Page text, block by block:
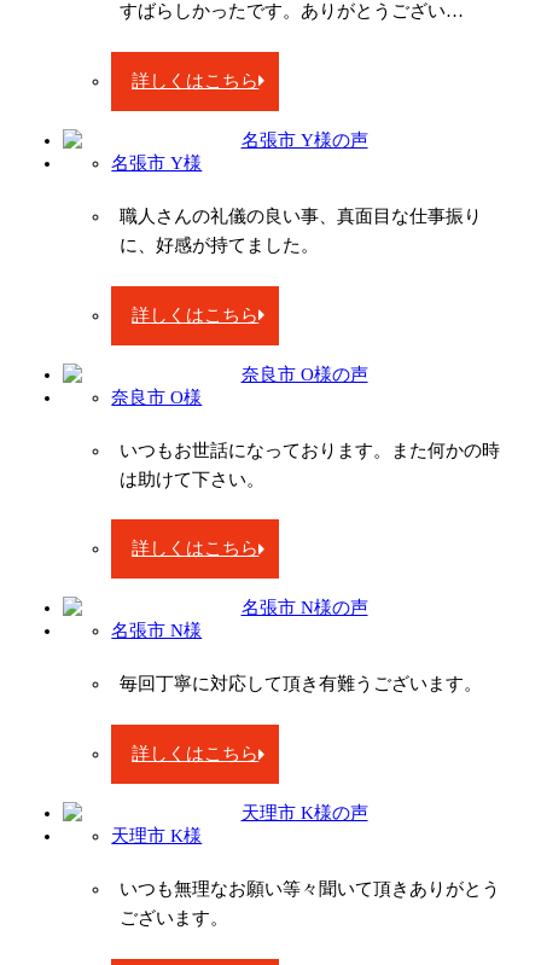
すばらしかったです。ありがとうござい…
詳しくはこちら
名張市 Y様
職人さんの礼儀の良い事、真面目な仕事振り
に、好感が持てました。
詳しくはこちら
奈良市 O様
いつもお世話になっております。また何かの時
は助けて下さい。
詳しくはこちら
名張市 N様
毎回丁寧に対応して頂き有難うございます。
詳しくはこちら
天理市 K様
いつも無理なお願い等々聞いて頂きありがとう
ございます。